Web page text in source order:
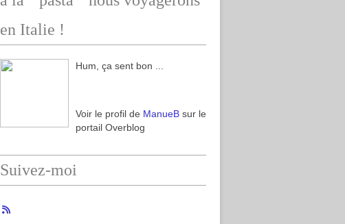
en Italie !
Hum, ça sent bon ...
Voir le profil de ManueB sur le
portail Overblog
Suivez-moi